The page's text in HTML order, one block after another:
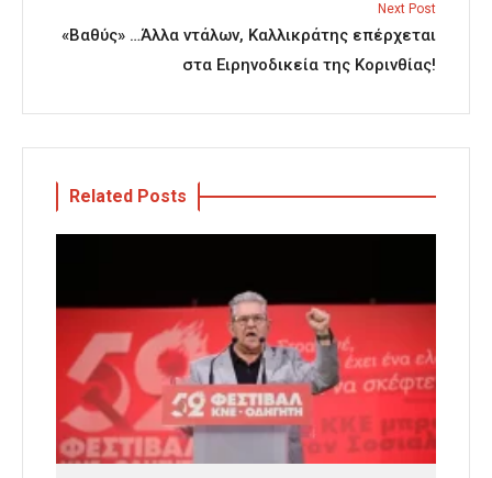
Next Post
«Βαθύς» …Άλλα ντάλων, Καλλικράτης επέρχεται
στα Ειρηνοδικεία της Κορινθίας!
Related Posts